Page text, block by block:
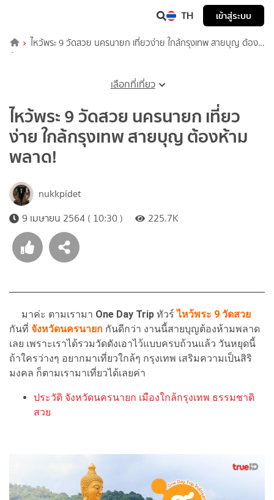
TH เข้าสู่ระบบ
ไหว้พระ 9 วัดสวย นครนายก เที่ยวง่าย ใกล้กรุงเทพ สายบุญ ต้อง
ห้ามพลาด!
เลือกที่เที่ยว
ไหว้พระ 9 วัดสวย นครนายก เที่ยว
ง่าย ใกล้กรุงเทพ สายบุญ ต้องห้าม
พลาด!
nukkpidet
9 เมษายน 2564 ( 10:30 )
225.7K
มาค่ะ ตามเรามา One Day Trip ทัวร์ไหว้พระ 9 วัดสวย
กันที่ จังหวัดนครนายก กันดีกว่า งานนี้สายบุญต้องห้ามพลาด
เลย เพราะเราได้รวมวัดดังเอาไว้แบบครบถ้วนแล้ว วันหยุดนี้
ถ้าใครว่างๆ อยากมาเที่ยวใกล้ๆ กรุงเทพ เสริมความเป็นสิริ
มงคล ก็ตามเรามาเที่ยวได้เลยค่า
ประวัติ จังหวัดนครนายก เมืองใกล้กรุงเทพ ธรรมชาติ
สวย